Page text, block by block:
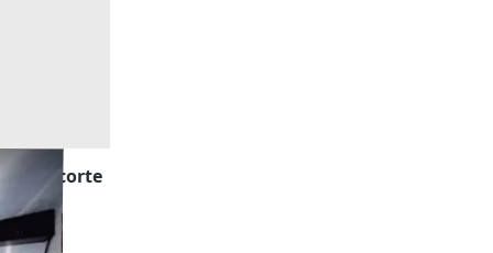
con corte